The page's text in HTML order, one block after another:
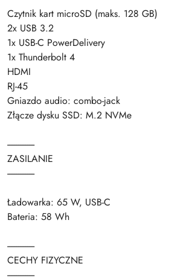
Czytnik kart microSD (maks. 128 GB)
2x USB 3.2
1x USB-C PowerDelivery
1x Thunderbolt 4
HDMI
RJ-45
Gniazdo audio: combo-jack
Złącze dysku SSD: M.2 NVMe
---------------
ZASILANIE
---------------
Ładowarka: 65 W, USB-C
Bateria: 58 Wh
---------------
CECHY FIZYCZNE
---------------